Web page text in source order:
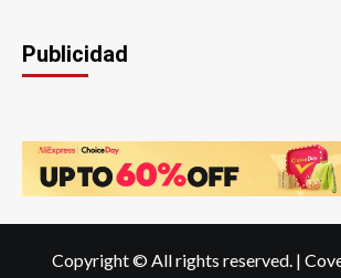
Publicidad
Copyright © All rights reserved. |